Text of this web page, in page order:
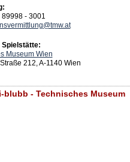
89998 - 3001
Spielstätte:
Museum Wien
212, A-1140 Wien
- Technisches Museum